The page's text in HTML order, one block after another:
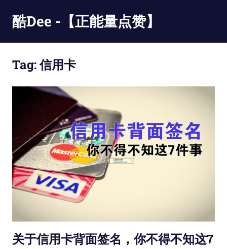
content
酷Dee -【正能量点赞】
最
Tag:信用卡
关于信用卡背面签名，你不得不知这7